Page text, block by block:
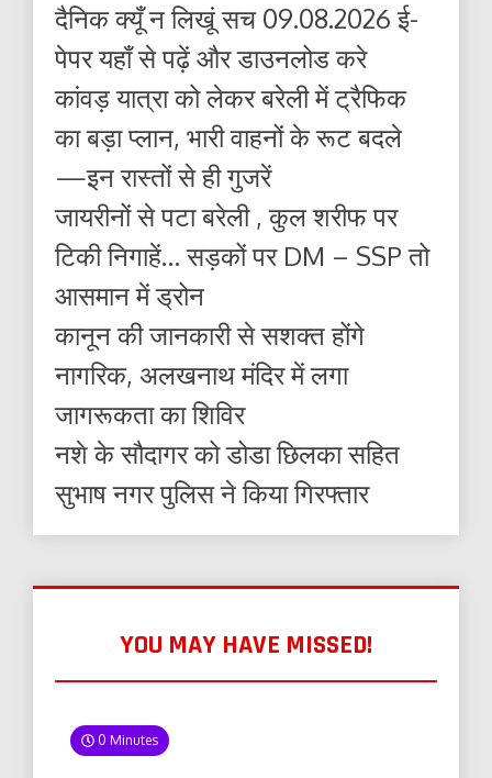
दैनिक क्यूँ न लिखूं सच 09.08.2026 ई-
पेपर यहाँ से पढ़ें और डाउनलोड करे
कांवड़ यात्रा को लेकर बरेली में ट्रैफिक
का बड़ा प्लान, भारी वाहनों के रूट बदले
—इन रास्तों से ही गुजरें
जायरीनों से पटा बरेली , कुल शरीफ पर
टिकी निगाहें… सड़कों पर DM – SSP तो
आसमान में ड्रोन
कानून की जानकारी से सशक्त होंगे
नागरिक, अलखनाथ मंदिर में लगा
जागरूकता का शिविर
नशे के सौदागर को डोडा छिलका सहित
सुभाष नगर पुलिस ने किया गिरफ्तार
YOU MAY HAVE MISSED!
0 Minutes